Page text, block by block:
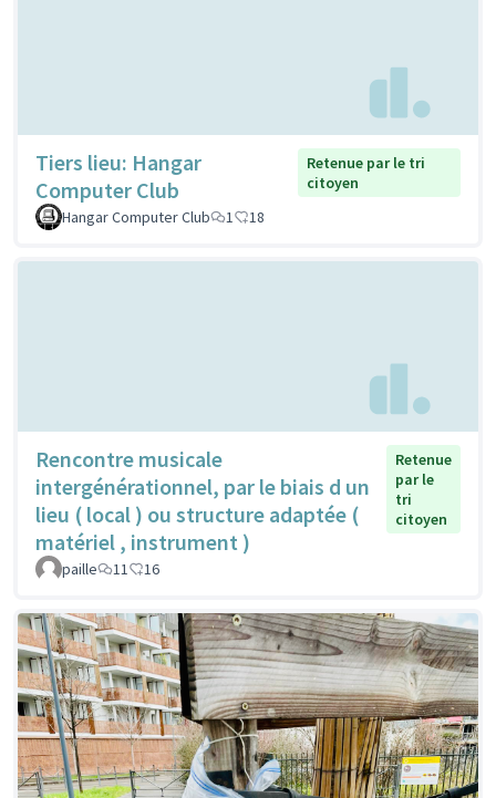
Tiers lieu: Hangar
Computer Club
Retenue par le tri
citoyen
Hangar Computer Club
1 18
Rencontre musicale
intergénérationnel, par le biais d un
lieu ( local ) ou structure adaptée (
matériel , instrument )
Retenue
par le
tri
citoyen
paille 11 16